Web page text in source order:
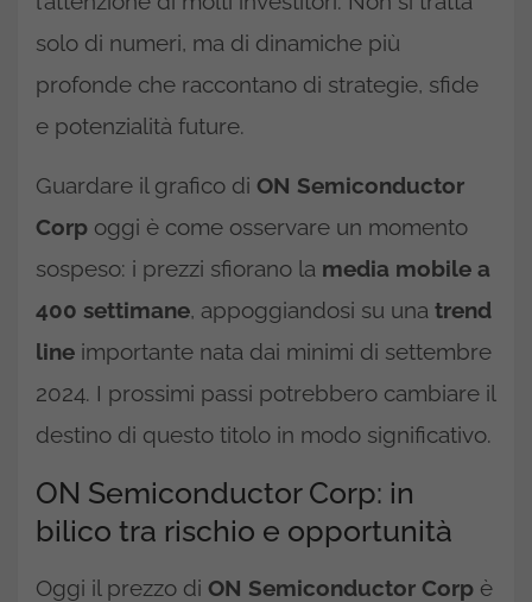
solo di numeri, ma di dinamiche più
profonde che raccontano di strategie, sfide
e potenzialità future.
Guardare il grafico di ON Semiconductor
Corp oggi è come osservare un momento
sospeso: i prezzi sfiorano la media mobile a
400 settimane, appoggiandosi su una trend
line importante nata dai minimi di settembre
2024. I prossimi passi potrebbero cambiare il
destino di questo titolo in modo significativo.
ON Semiconductor Corp: in
bilico tra rischio e opportunità
Oggi il prezzo di ON Semiconductor Corp è